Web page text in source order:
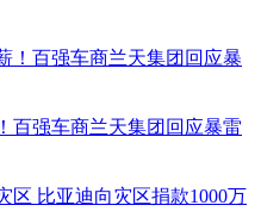
百强车商兰天集团回应暴雷